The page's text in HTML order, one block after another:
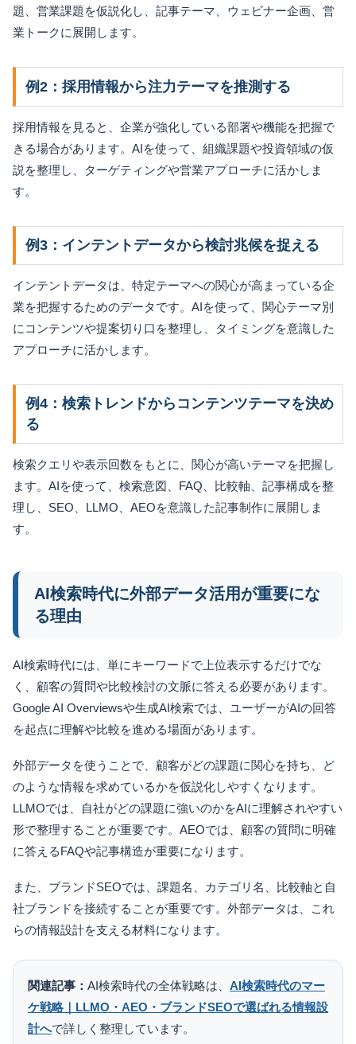
題、営業課題を仮説化し、記事テーマ、ウェビナー企画、営
業トークに展開します。
例2：採用情報から注力テーマを推測する
採用情報を見ると、企業が強化している部署や機能を把握で
きる場合があります。AIを使って、組織課題や投資領域の仮
説を整理し、ターゲティングや営業アプローチに活かしま
す。
例3：インテントデータから検討兆候を捉える
インテントデータは、特定テーマへの関心が高まっている企
業を把握するためのデータです。AIを使って、関心テーマ別
にコンテンツや提案切り口を整理し、タイミングを意識した
アプローチに活かします。
例4：検索トレンドからコンテンツテーマを決め
る
検索クエリや表示回数をもとに、関心が高いテーマを把握し
ます。AIを使って、検索意図、FAQ、比較軸、記事構成を整
理し、SEO、LLMO、AEOを意識した記事制作に展開しま
す。
AI検索時代に外部データ活用が重要にな
る理由
AI検索時代には、単にキーワードで上位表示するだけでな
く、顧客の質問や比較検討の文脈に答える必要があります。
Google AI Overviewsや生成AI検索では、ユーザーがAIの回答
を起点に理解や比較を進める場面があります。
外部データを使うことで、顧客がどの課題に関心を持ち、ど
のような情報を求めているかを仮説化しやすくなります。
LLMOでは、自社がどの課題に強いのかをAIに理解されやすい
形で整理することが重要です。AEOでは、顧客の質問に明確
に答えるFAQや記事構造が重要になります。
また、ブランドSEOでは、課題名、カテゴリ名、比較軸と自
社ブランドを接続することが重要です。外部データは、これ
らの情報設計を支える材料になります。
関連記事： AI検索時代の全体戦略は、 AI検索時代のマー
ケ戦略｜LLMO・AEO・ブランドSEOで選ばれる情報設
計へで詳しく整理しています。